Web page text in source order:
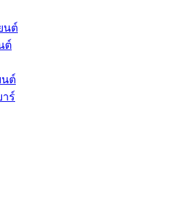
นต์
ต์
นต์
ร์